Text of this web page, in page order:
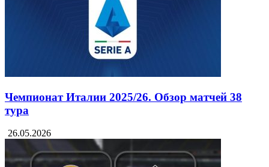
Чемпионат Италии 2025/26. Обзор матчей 38
тура
26.05.2026